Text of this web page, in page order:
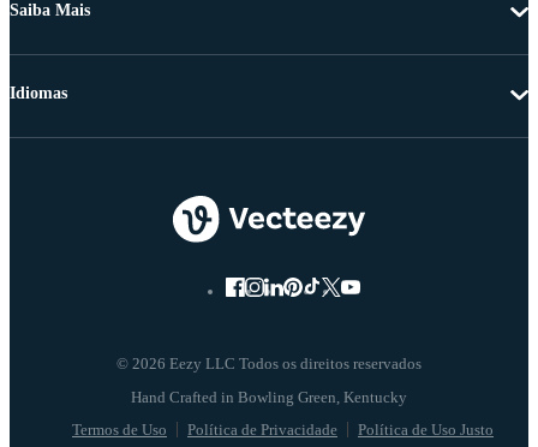
Saiba Mais
© 2026 Eezy LLC Todos os direitos reservados
Termos de Uso Política de Privacidade Política de Uso Justo
Idiomas